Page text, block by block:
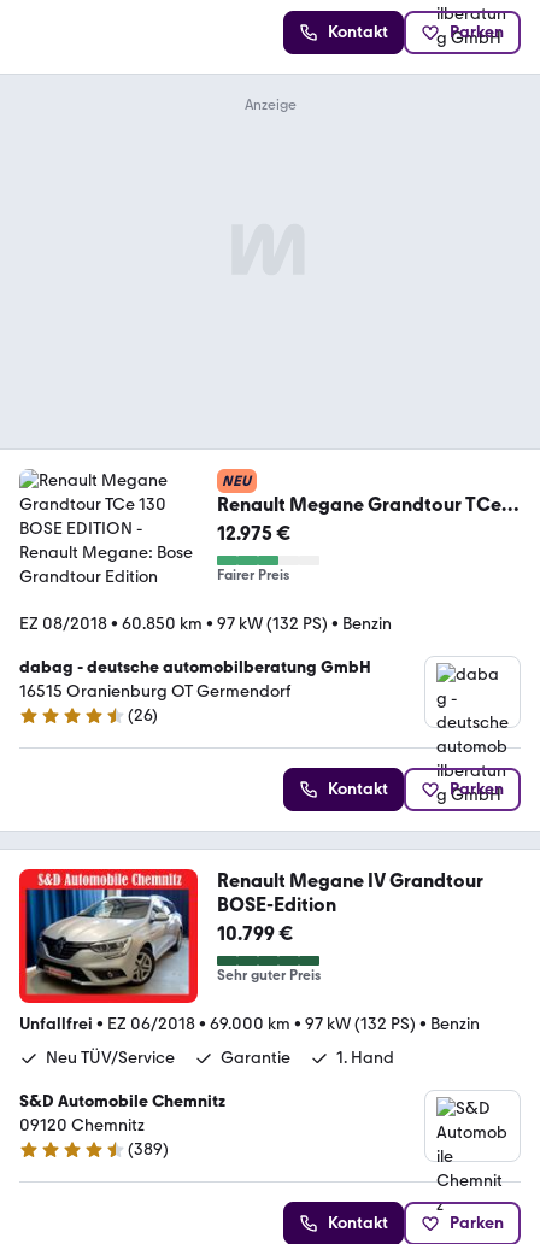
Kontakt Parken
NEU
Renault Megane Grandtour TCe
130 BOSE EDITION
12.975 €
Fairer Preis
EZ 08/2018• 60.850 km • 97 kW (132 PS) • Benzin
dabag - deutsche automobilberatung GmbH
16515 Oranienburg OT Germendorf
4.5 Sterne
(26)
Kontakt Parken
Renault Megane IV Grandtour
BOSE-Edition
10.799 €
Sehr guter Preis
Unfallfrei • EZ 06/2018• 69.000 km • 97 kW (132 PS) • Benzin
Neu TÜV/Service
Garantie 1. Hand
S&D Automobile Chemnitz
09120 Chemnitz
4.7 Sterne
(389)
Kontakt Parken